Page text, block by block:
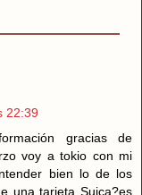
22:39
gracias de
voy a tokio con mi
bien lo de los
una tarjeta Suica?es